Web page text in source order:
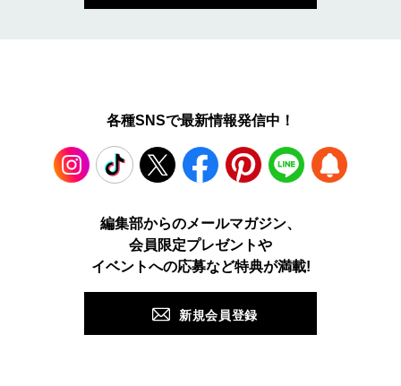
各種SNSで最新情報発信中！
TikTok Facebook Pinterest LINE
編集部からのメールマガジン、
会員限定プレゼントや
イベントへの応募など特典が満載!
新規会員登録